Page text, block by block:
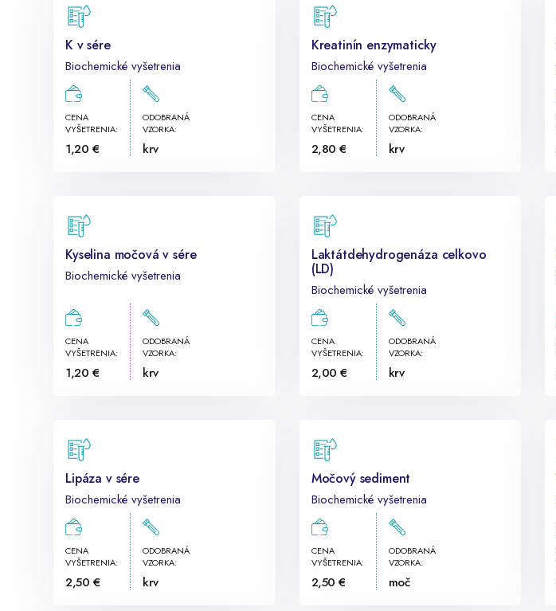
K v sére
Biochemické vyšetrenia
CENA
VYŠETRENIA:
1,20 €
ODOBRANÁ
VZORKA:
krv
Kreatinín enzymaticky
Biochemické vyšetrenia
CENA
VYŠETRENIA:
2,80 €
ODOBRANÁ
VZORKA:
krv
Kyselina močová v sére
Biochemické vyšetrenia
CENA
VYŠETRENIA:
1,20 €
ODOBRANÁ
VZORKA:
krv
Laktátdehydrogenáza celkovo
(LD)
Biochemické vyšetrenia
CENA
VYŠETRENIA:
2,00 €
ODOBRANÁ
VZORKA:
krv
Lipáza v sére
Biochemické vyšetrenia
CENA
VYŠETRENIA:
2,50 €
ODOBRANÁ
VZORKA:
krv
Močový sediment
Biochemické vyšetrenia
CENA
VYŠETRENIA:
2,50 €
ODOBRANÁ
VZORKA:
moč